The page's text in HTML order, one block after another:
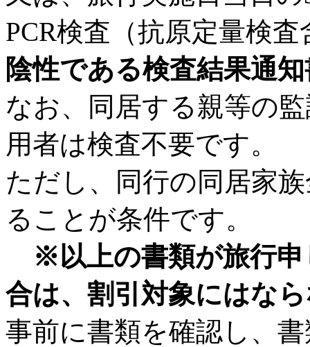
PCR検査（抗原定量検
陰性である検査結果通
なお、同居する親等の
用者は検査不要です。
ただし、同行の同居家
ることが条件です。
※以上の書類が旅行申
合は、割引対象にはな
事前に書類を確認し、